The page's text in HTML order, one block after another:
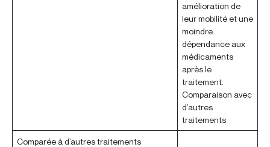
amélioration de
leur mobilité et une
moindre
dépendance aux
médicaments
après le
traitement.
Comparaison avec
d’autres
traitements
Comparée à d’autres traitements